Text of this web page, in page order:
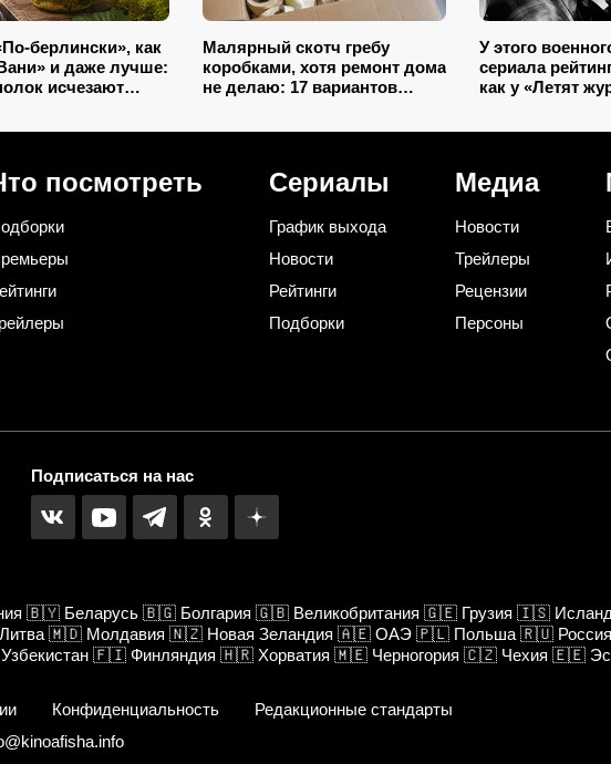
берлински», как
и даже лучше:
исчезают
Малярный скотч гребу
коробками, хотя ремонт дома
не делаю: 17 вариантов
У этого
сериала
как у «Летят
посмотреть Сериалы
График выхода
Новости
Рейтинги
Подборки
Медиа
Новости
Трейлеры
Рецензии
Персоны
Подписаться на нас
🇧🇾 Беларусь 🇧🇬 Болгария 🇬🇧 Великобритания 🇬🇪 Грузия 🇮🇸
Литва 🇲🇩 Молдавия 🇳🇿 Новая Зеландия 🇦🇪 ОАЭ 🇵🇱 Польша 🇷🇺 Россия
Узбекистан 🇫🇮 Финляндия 🇭🇷 Хорватия 🇲🇪 Черногория 🇨🇿 Чехия 🇪🇪
Конфиденциальность
Редакционные стандарты